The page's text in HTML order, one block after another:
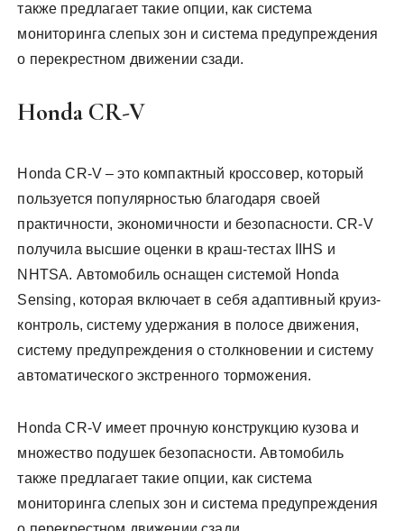
также предлагает такие опции, как система
мониторинга слепых зон и система предупреждения
о перекрестном движении сзади.
Honda CR-V
Honda CR-V – это компактный кроссовер, который
пользуется популярностью благодаря своей
практичности, экономичности и безопасности. CR-V
получила высшие оценки в краш-тестах IIHS и
NHTSA. Автомобиль оснащен системой Honda
Sensing, которая включает в себя адаптивный круиз-
контроль, систему удержания в полосе движения,
систему предупреждения о столкновении и систему
автоматического экстренного торможения.
Honda CR-V имеет прочную конструкцию кузова и
множество подушек безопасности. Автомобиль
также предлагает такие опции, как система
мониторинга слепых зон и система предупреждения